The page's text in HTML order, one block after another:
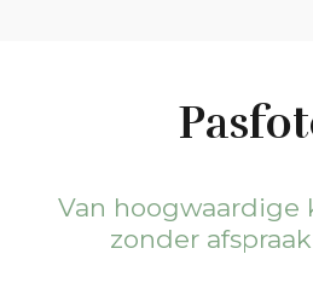
Van hoogwaardige
zonder